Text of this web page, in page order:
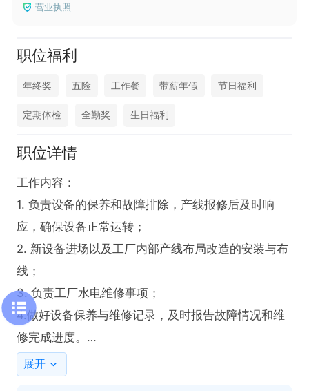
营业执照
职位福利
年终奖 五险 工作餐 带薪年假 节日福利
定期体检 全勤奖 生日福利
职位详情
工作内容：
1. 负责设备的保养和故障排除，产线报修后及时响
应，确保设备正常运转；
2. 新设备进场以及工厂内部产线布局改造的安装与布
线；
3. 负责工厂水电维修事项；
4.做好设备保养与维修记录，及时报告故障情况和维
修完成进度。
展开